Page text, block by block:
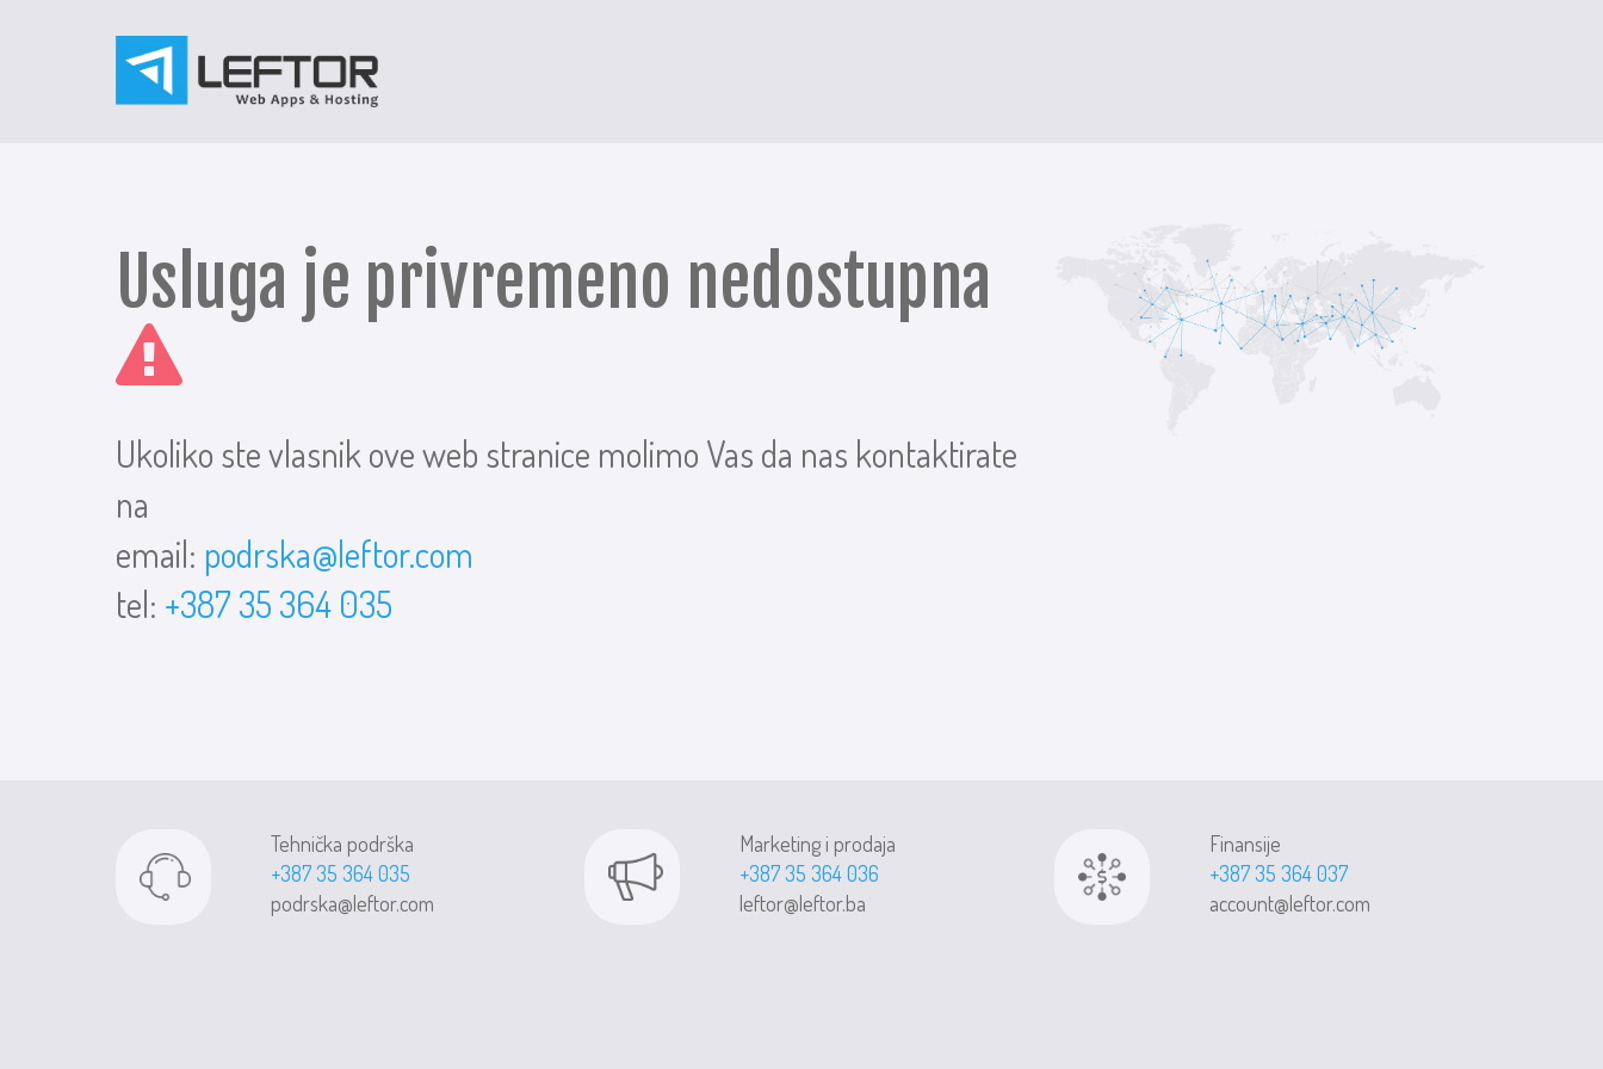
Usluga je privremeno nedostupna
Ukoliko ste vlasnik ove web stranice molimo Vas da nas kontaktirate
na
email: podrska@leftor.com
tel: +387 35 364 035
Tehnička podrška
+387 35 364 035
podrska@leftor.com
Marketing i prodaja
+387 35 364 036
leftor@leftor.ba
Finansije
+387 35 364 037
account@leftor.com